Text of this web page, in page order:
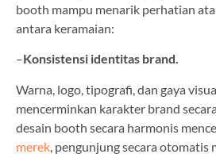
booth mampu menarik perhatian
antara keramaian:
–Konsistensi identitas brand.
Warna, logo, tipografi, dan gaya
mencerminkan karakter brand
desain booth secara harmonis
merek , pengunjung secara otomatis